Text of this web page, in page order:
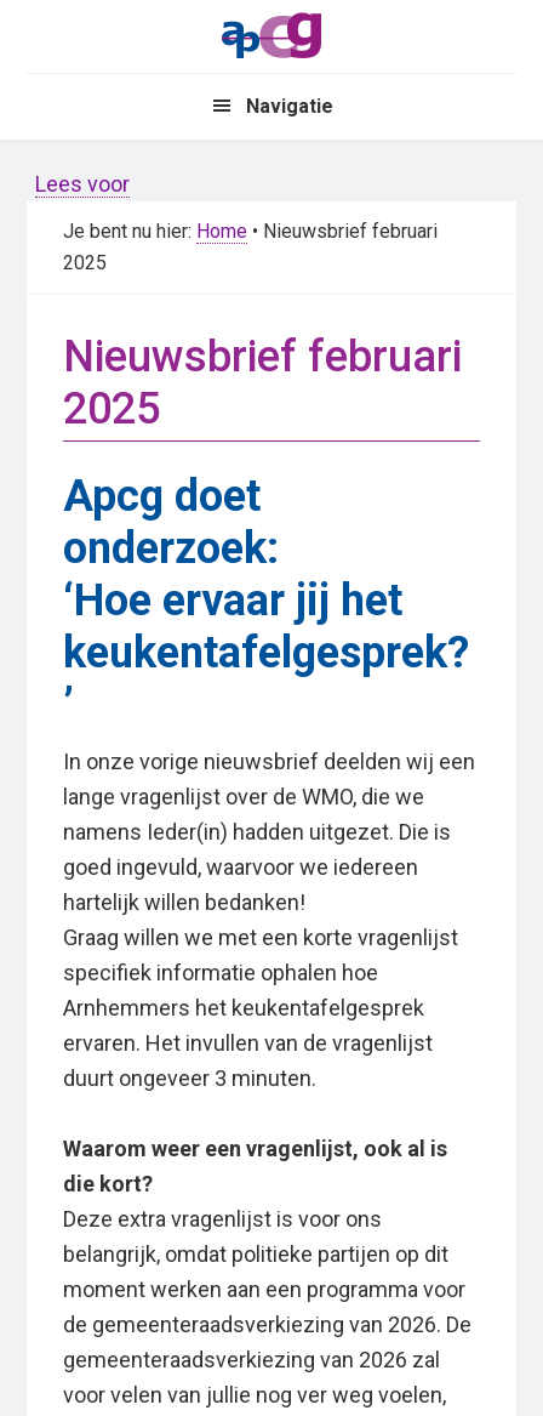
Navigatie
Lees voor
Je bent nu hier: Home • Nieuwsbrief februari
2025
Nieuwsbrief februari
2025
Apcg doet
onderzoek:
‘Hoe ervaar jij het
keukentafelgesprek?
’
In onze vorige nieuwsbrief deelden wij een
lange vragenlijst over de WMO, die we
namens Ieder(in) hadden uitgezet. Die is
goed ingevuld, waarvoor we iedereen
hartelijk willen bedanken!
Graag willen we met een korte vragenlijst
specifiek informatie ophalen hoe
Arnhemmers het keukentafelgesprek
ervaren. Het invullen van de vragenlijst
duurt ongeveer 3 minuten.
Waarom weer een vragenlijst, ook al is
die kort?
Deze extra vragenlijst is voor ons
belangrijk, omdat politieke partijen op dit
moment werken aan een programma voor
de gemeenteraadsverkiezing van 2026. De
gemeenteraadsverkiezing van 2026 zal
voor velen van jullie nog ver weg voelen,